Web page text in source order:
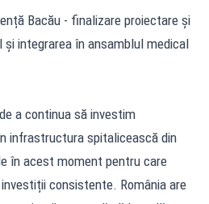
Bacău - finalizare proiectare și
și integrarea în ansamblul medical
a continua să investim
infrastructura spitalicească din
în acest moment pentru care
consistente. România are